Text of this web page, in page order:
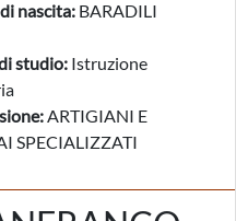
nascita: BARADILI
studio: Istruzione
ARTIGIANI E
SPECIALIZZATI